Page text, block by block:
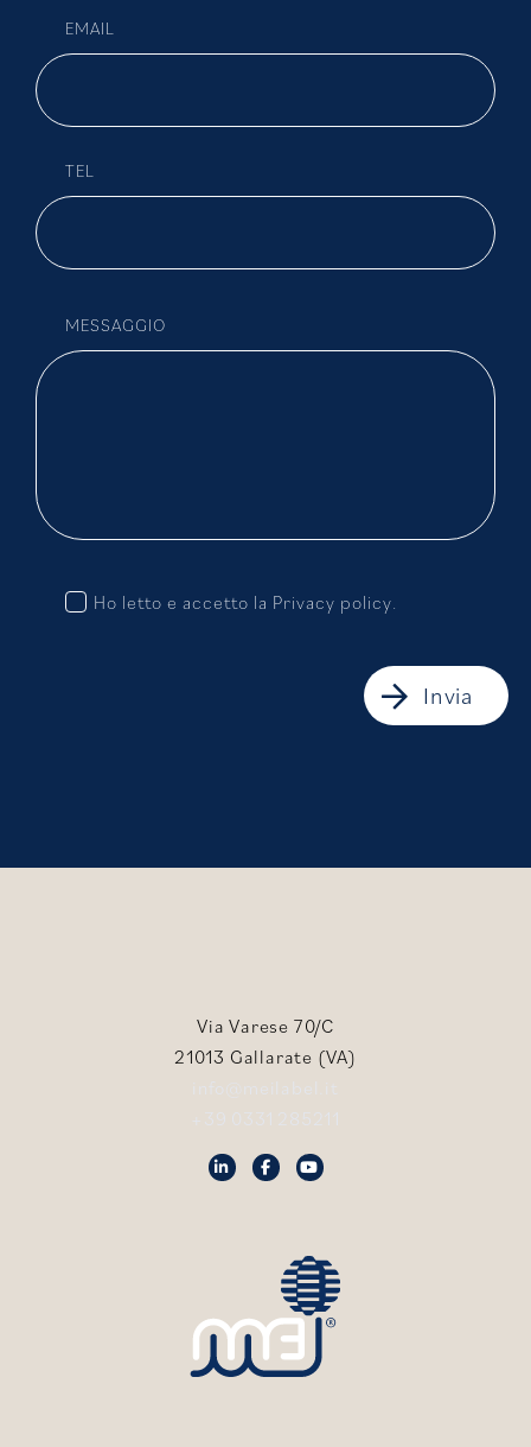
EMAIL
TEL
MESSAGGIO
Ho letto e accetto la Privacy policy
Via Varese 70/C
21013 Gallarate (VA)
info@meilabel.it
+39 0331 285211